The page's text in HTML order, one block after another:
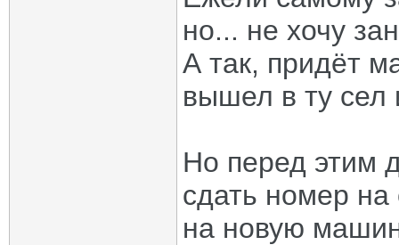
но... не хочу
А так, придёт
вышел в ту сел
Но перед этим
сдать номер на
на новую